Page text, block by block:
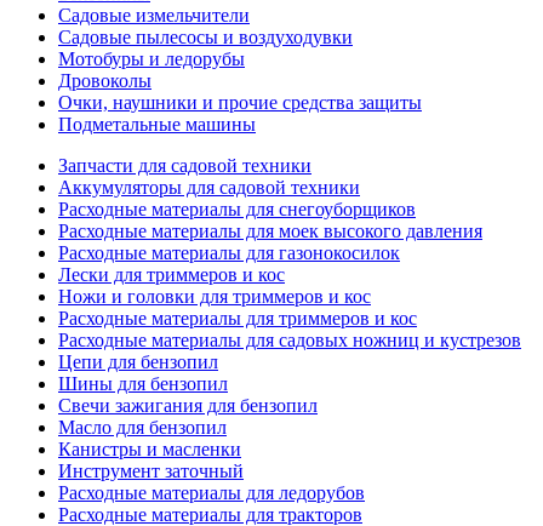
Садовые измельчители
Садовые пылесосы и воздуходувки
Мотобуры и ледорубы
Дровоколы
Очки, наушники и прочие средства защиты
Подметальные машины
Запчасти для садовой техники
Аккумуляторы для садовой техники
Расходные материалы для снегоуборщиков
Расходные материалы для моек высокого давления
Расходные материалы для газонокосилок
Лески для триммеров и кос
Ножи и головки для триммеров и кос
Расходные материалы для триммеров и кос
Расходные материалы для садовых ножниц и кустрезов
Цепи для бензопил
Шины для бензопил
Свечи зажигания для бензопил
Масло для бензопил
Канистры и масленки
Инструмент заточный
Расходные материалы для ледорубов
Расходные материалы для тракторов